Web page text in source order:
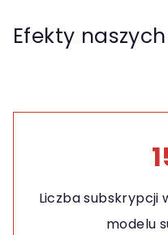
Efekty
Liczba subskrypcji
modelu